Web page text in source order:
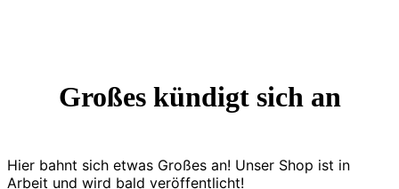
Großes kündigt sich an
Hier bahnt sich etwas Großes an! Unser Shop ist in
Arbeit und wird bald veröffentlicht!